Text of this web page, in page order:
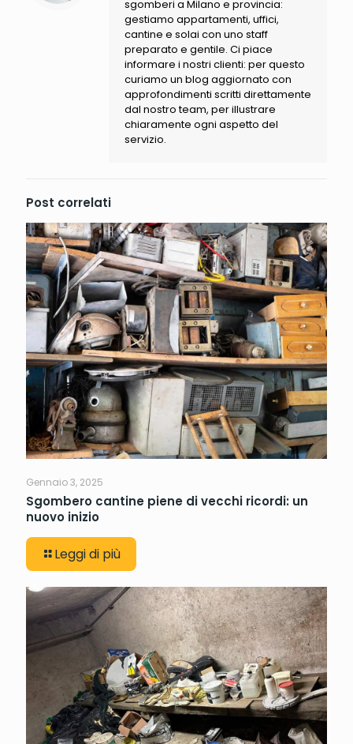
sgomberi a Milano e provincia:
gestiamo appartamenti, uffici,
cantine e solai con uno staff
preparato e gentile. Ci piace
informare i nostri clienti: per questo
curiamo un blog aggiornato con
approfondimenti scritti direttamente
dal nostro team, per illustrare
chiaramente ogni aspetto del
servizio.
Post correlati
Gennaio 3, 2025
Sgombero cantine piene di vecchi ricordi: un
nuovo inizio
Leggi di più